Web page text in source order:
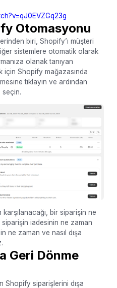
Otomasyonu
biri, Shopify’ı müşteri
sistemlere otomatik olarak
olanak tanıyan
için Shopify mağazasında
tıklayın ve ardından
seçin.
bir siparişin ne
iadesinin ne zaman
ne zaman ve nasıl dışa
Geri Dönme
Shopify siparişlerini dışa